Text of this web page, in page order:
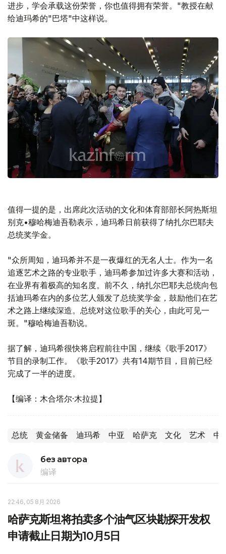
进步，学会承载这份荣誉，你也值得拥有荣誉。"教授在献
给迪玛希的"巴塔"中这样说。
值得一提的是，出席此次活动的文化和体育部部长阿热斯坦
别克•穆哈梅迪吾勒表示，迪玛希日前获得了纳扎尔巴耶夫
总统奖学金。
"众所周知，迪玛希并不是一夜爆红的无名人士。作为一名
追逐艺术之路的专业歌手，迪玛希参加过许多大赛和活动，
在业界有着极高的知名度。前不久，纳扎尔巴耶夫总统向包
括迪玛希在内的多位艺人颁发了总统奖学金，鼓励他们在艺
术之路上继续深造。总统对这位歌手的关心，由此可见一
斑。"穆哈梅迪吾勒说。
据了解，迪玛希很快将启程前往中国，继续《歌手2017》
节目的录制工作。《歌手2017》共有14期节目，目前已经
完成了一半的进度。
【编译：木合塔尔·木拉提】
总统 黄金储备 迪玛希 中亚 哈萨克 文化 艺术 中
без автора
编译
22:46, 05 8月 2026
哈萨克斯坦将拍卖多个油气区块勘探开发权
申请截止日期为10月5日